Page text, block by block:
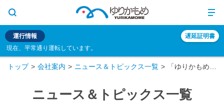
運行情報
現在、平常通り運転しています。
遅延証明書
トップ 会社案内 ニュース＆トピックス一覧
ニュース＆トピックス一覧